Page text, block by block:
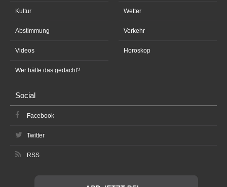
Kultur
Abstimmung
Videos
Wer hätte das gedacht?
Wetter
Verkehr
Horoskop
Social
Facebook
Twitter
RSS